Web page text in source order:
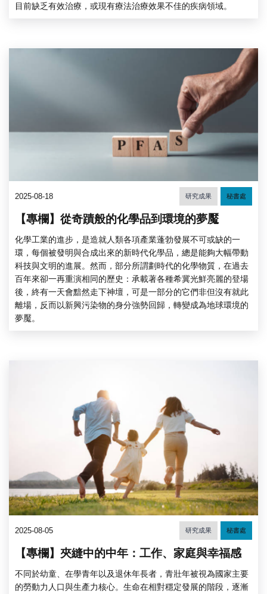
目前缺乏有效治療，或現有療法治療效果不佳的疾病領域。
2025-08-18 研究成果 秘書處
【專欄】從奇蹟般的化學品到環境的夢魘
化學工業的進步，是造就人類各項產業蓬勃發展不可或缺的一
環，每個被發明與合成出來的新時代化學品，總是能夠大幅帶動
科技與文明的進展。然而，部分所謂劃時代的化學物質，在過去
百年來卻一再重演相同的歷史：承載著各種希冀光鮮亮麗的登場
後，終有一天會黯然走下神壇，可是一部分的它們非但沒有就此
離場，反而以新興污染物的身分強勢回歸，轉變成為地球環境的
夢魘。
2025-08-05 研究成果 秘書處
【專欄】夾縫中的中年：工作、家庭與幸福感
不同於幼童、在學青年以及退休年長者，青壯年被視為國家主要
的勞動力人口與生產力核心。生命在相對穩定發展的階段，逐漸